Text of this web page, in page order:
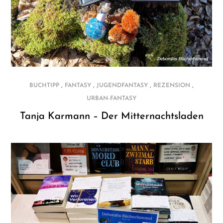
BUCHTIPP , FANTASY , JUGENDFANTASY , REZENSION ,
URBAN-FANTASY
Tanja Karmann – Der Mitternachtsladen